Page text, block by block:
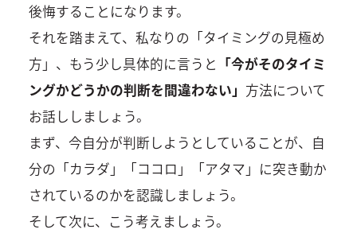
後悔することになります。
それを踏まえて、私なりの「タイミングの見極め
方」、もう少し具体的に言うと 「今がそのタイミ
ングかどうかの判断を間違わない」 方法について
お話ししましょう。
まず、今自分が判断しようとしていることが、自
分の「カラダ」「ココロ」「アタマ」に突き動か
されているのかを認識しましょう。
そして次に、こう考えましょう。